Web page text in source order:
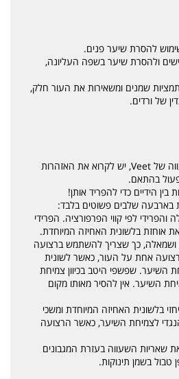
להסרת שיער פנים.
ולהסרת שיער בשפה העליונה,
שמנים ומשאירות את העור חלק,
של ורדים.
לפני השימוש ברצועות השעווה של Veet, יש לקרוא את האזהרות
בהתאם.
הידיים כדי להפריד אותן!
בארבעה שלבים פשוטים בלבד:
והפרידי לפי קווי הפרפורציה. הפרידי
אוחזת בלשונית האחיזה המיוחדת.
ושמאלה, כך שצריך להשתמש ברצועה
אחת על העור, כאשר לשונית
השיער. שפשפי היטב בכיוון צמיחת
השיער. אין להסיר מאותו מקום
בלשונית האחיזה המיוחדת ומשכי
לצמיחת השיער, כאשר הרצועה
שאריות השעווה בעזרת המגבונים
טבול בשמן תינוקות.